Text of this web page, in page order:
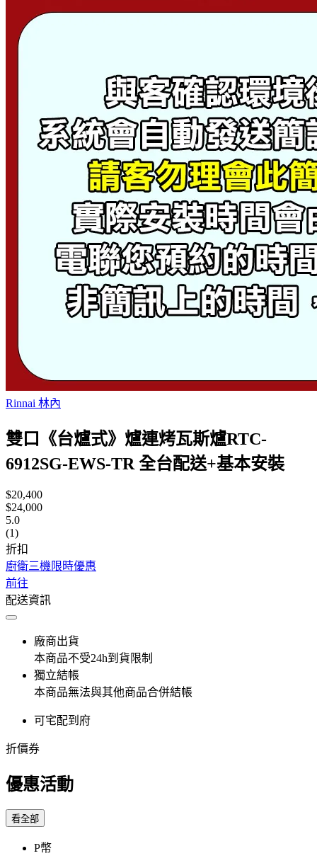
Rinnai 林內
雙口《台爐式》爐連烤瓦斯爐RTC-
6912SG-EWS-TR 全台配送+基本安裝
$20,400
$24,000
5.0
(1)
折扣
廚衛三機限時優惠
前往
配送資訊
廠商出貨
本商品不受24h到貨限制
獨立結帳
本商品無法與其他商品合併結帳
可宅配到府
折價券
優惠活動
看全部
P幣